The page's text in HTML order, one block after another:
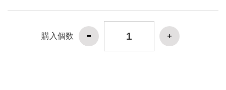
購入個数